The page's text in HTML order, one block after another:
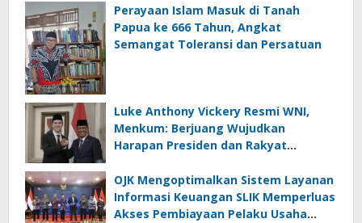
Perayaan Islam Masuk di Tanah
Papua ke 666 Tahun, Angkat
Semangat Toleransi dan Persatuan
Luke Anthony Vickery Resmi WNI,
Menkum: Berjuang Wujudkan
Harapan Presiden dan Rakyat
OJK Mengoptimalkan Sistem Layanan
Informasi Keuangan SLIK Memperluas
Akses Pembiayaan Pelaku Usaha